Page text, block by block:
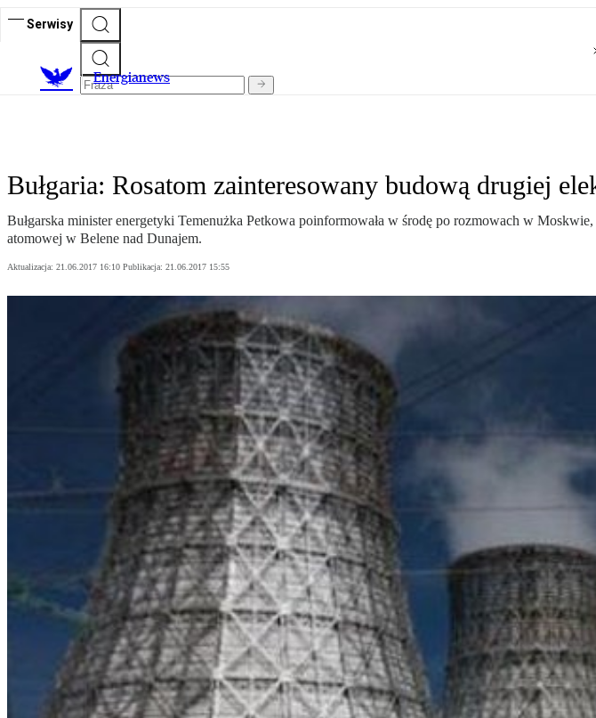
Serwisy
Energianews
Bułgaria: Rosatom zainteresowany budową drugiej
Bułgarska minister energetyki Temenużka Petkowa poinformowała w środę po rozmowach w
atomowej w Belene nad Dunajem.
Aktualizacja: 21.06.2017 16:10 Publikacja: 21.06.2017 15:55